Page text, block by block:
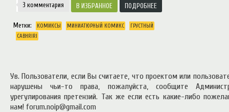
3 комментария ИЗБРАННОЕ ПОДРОБНЕЕ
Метки: КОМИКСЫ МИНИАТЮРНЫЙ КОМИКС
ГРУСТНЫЙ
CABHRIRI
Ув. Пользователи, если Вы считаете, что проектом или
нарушены чьи-то права, пожалуйста, сообщите
урегулирования претензий. Так же если есть какие-либо
нам! forum.noip@gmail.com